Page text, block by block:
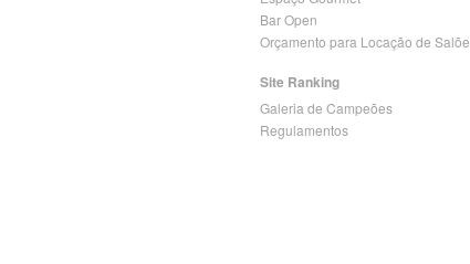
Bar Open
Orçamento para Locação de
Site Ranking
Galeria de Campeões
Regulamentos